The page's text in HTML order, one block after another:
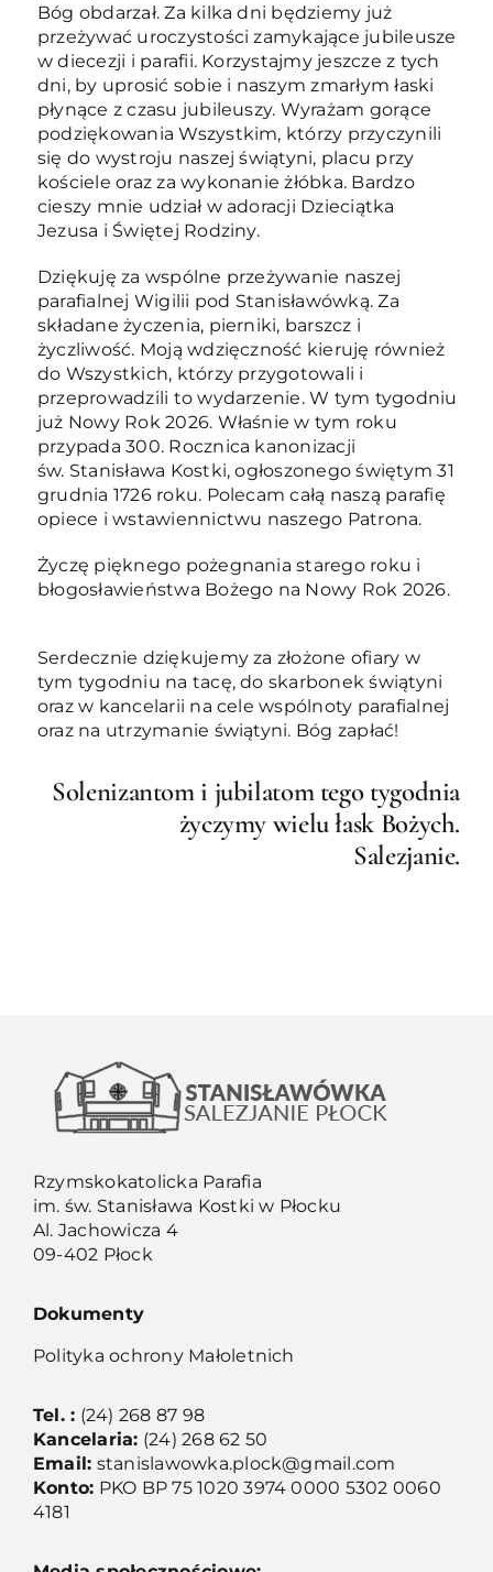
Bóg obdarzał. Za kilka dni będziemy już
przeżywać uroczystości zamykające jubileusze
w diecezji i parafii. Korzystajmy jeszcze z tych
dni, by uprosić sobie i naszym zmarłym łaski
płynące z czasu jubileuszy. Wyrażam gorące
podziękowania Wszystkim, którzy przyczynili
się do wystroju naszej świątyni, placu przy
kościele oraz za wykonanie żłóbka. Bardzo
cieszy mnie udział w adoracji Dzieciątka
Jezusa i Świętej Rodziny.
Dziękuję za wspólne przeżywanie naszej
parafialnej Wigilii pod Stanisławówką. Za
składane życzenia, pierniki, barszcz i
życzliwość. Moją wdzięczność kieruję również
do Wszystkich, którzy przygotowali i
przeprowadzili to wydarzenie. W tym tygodniu
już Nowy Rok 2026. Właśnie w tym roku
przypada 300. Rocznica kanonizacji
św. Stanisława Kostki, ogłoszonego świętym 31
grudnia 1726 roku. Polecam całą naszą parafię
opiece i wstawiennictwu naszego Patrona.
Życzę pięknego pożegnania starego roku i
błogosławieństwa Bożego na Nowy Rok 2026.
Serdecznie dziękujemy za złożone ofiary w
tym tygodniu na tacę, do skarbonek świątyni
oraz w kancelarii na cele wspólnoty parafialnej
oraz na utrzymanie świątyni. Bóg zapłać!
Solenizantom i jubilatom tego tygodnia
życzymy wielu łask Bożych.
Salezjanie.
Rzymskokatolicka Parafia
im. św. Stanisława Kostki w Płocku
Al. Jachowicza 4
09-402 Płock
Dokumenty
Polityka ochrony Małoletnich
Tel. : (24) 268 87 98
Kancelaria: (24) 268 62 50
Email: stanislawowka.plock@gmail.com
Konto: PKO BP 75 1020 3974 0000 5302 0060
4181